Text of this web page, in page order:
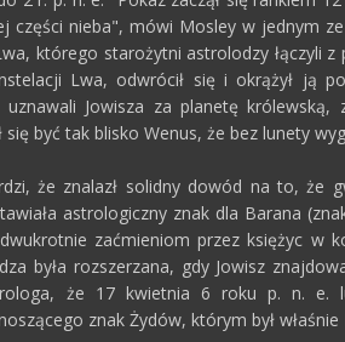
części nieba", mówi Mosley w jednym
którego starożytni astrolodzy łączyli
Lwa, odwrócił się i okrążył ją
Jowisza za planetę królewską,
być tak blisko Wenus, że bez lunety
że znalazł solidny dowód na to, że
astrologiczny znak dla Barana
zaćmieniom przez księżyc w
była rozszerzana, gdy Jowisz
że 17 kwietnia 6 roku p. n. e.
znak Żydów, którym był właśnie